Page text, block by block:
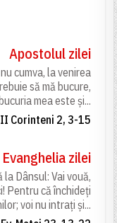
Apostolul zilei
cumva, la venirea
să mă bucure,
mea este și...
Corinteni 2, 3-15
Evanghelia zilei
Dânsul: Vai vouă,
Pentru că închideți
voi nu intrați și...